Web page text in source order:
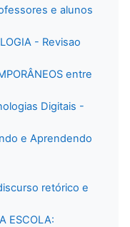
e alunos
- Revisao
entre
Digitais -
e Aprendendo
retórico e
ESCOLA: